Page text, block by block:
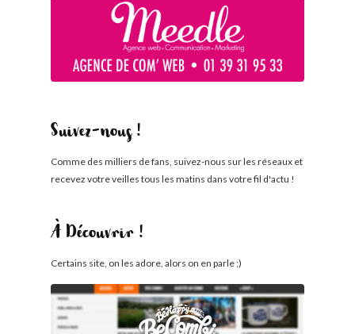
Suivez-nous !
Comme des milliers de fans, suivez-nous sur les réseaux et
recevez votre veilles tous les matins dans votre fil d'actu !
À Découvrir !
Certains site, on les adore, alors on en parle ;)